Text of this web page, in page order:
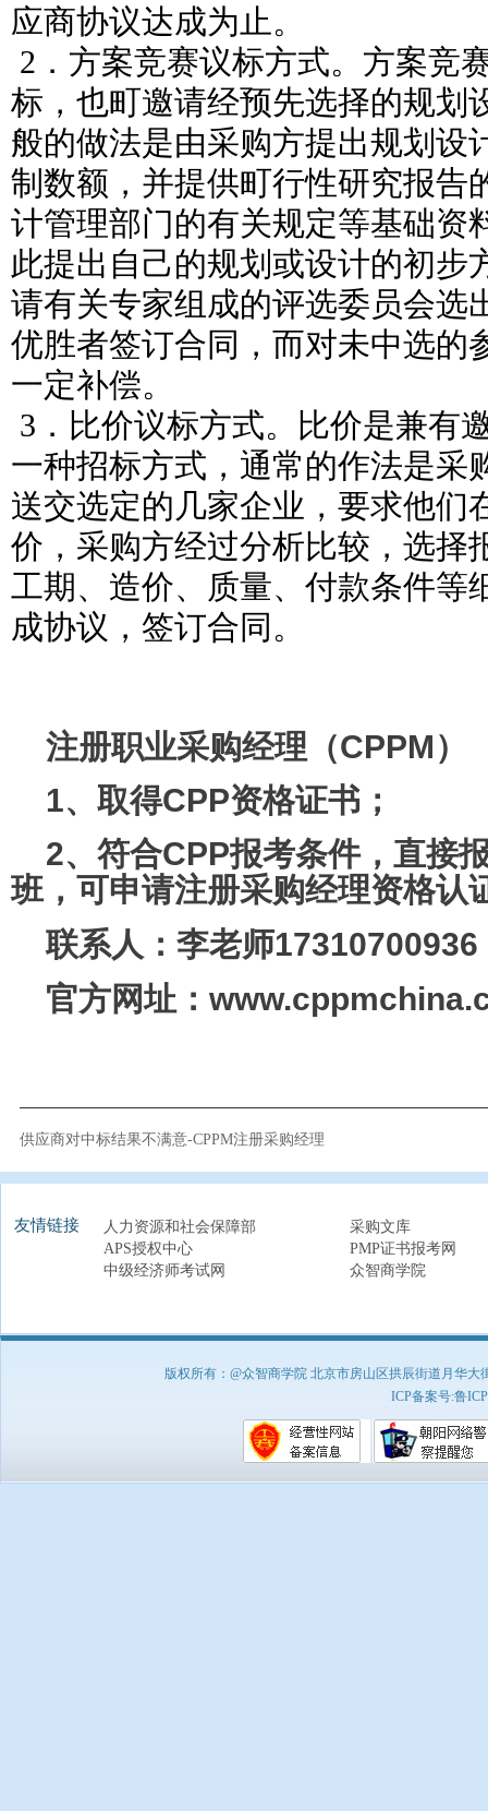
应商协议达成为止。
2．方案竞赛议标方式。方案竞
标，也町邀请经预先选择的规划
般的做法是由采购方提出规划设
制数额，并提供町行性研究报告
计管理部门的有关规定等基础资
此提出自己的规划或设计的初步
请有关专家组成的评选委员会选
优胜者签订合同，而对未中选的
一定补偿。
3．比价议标方式。比价是兼有
一种招标方式，通常的作法是采
送交选定的几家企业，要求他们
价，采购方经过分析比较，选择
工期、造价、质量、付款条件等
成协议，签订合同。
注册职业采购经理（CPPM）
1、取得CPP资格证书；
2、符合CPP报考条件，直接
班，可申请注册采购经理资格认
联系人：李老师17310700936
官方网址：
供应商对中标结果不满意-CPPM注册采购经理
友情链接 人力资源和社会保障部
采购文库
APS授权中心
PMP证书报考网
中级经济师考试网
众智商学院
版权所有：@众智商学院 北京市房山区拱辰街道月华
ICP备案号:鲁